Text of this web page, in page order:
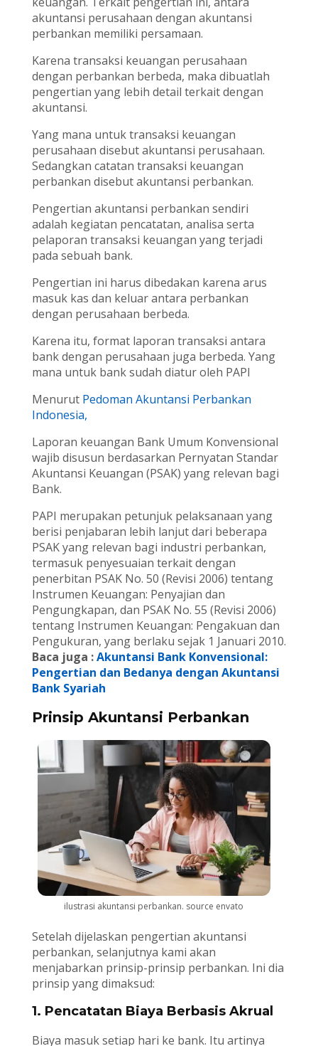
akuntansi perusahaan dengan akuntansi
perbankan memiliki persamaan.
Karena transaksi keuangan perusahaan
dengan perbankan berbeda, maka dibuatlah
pengertian yang lebih detail terkait dengan
akuntansi.
Yang mana untuk transaksi keuangan
perusahaan disebut akuntansi perusahaan.
Sedangkan catatan transaksi keuangan
perbankan disebut akuntansi perbankan.
Pengertian akuntansi perbankan sendiri
adalah kegiatan pencatatan, analisa serta
pelaporan transaksi keuangan yang terjadi
pada sebuah bank.
Pengertian ini harus dibedakan karena arus
masuk kas dan keluar antara perbankan
dengan perusahaan berbeda.
Karena itu, format laporan transaksi antara
bank dengan perusahaan juga berbeda. Yang
mana untuk bank sudah diatur oleh PAPI
Menurut Pedoman Akuntansi Perbankan
Indonesia,
Laporan keuangan Bank Umum Konvensional
wajib disusun berdasarkan Pernyatan Standar
Akuntansi Keuangan (PSAK) yang relevan bagi
Bank.
PAPI merupakan petunjuk pelaksanaan yang
berisi penjabaran lebih lanjut dari beberapa
PSAK yang relevan bagi industri perbankan,
termasuk penyesuaian terkait dengan
penerbitan PSAK No. 50 (Revisi 2006) tentang
Instrumen Keuangan: Penyajian dan
Pengungkapan, dan PSAK No. 55 (Revisi 2006)
tentang Instrumen Keuangan: Pengakuan dan
Pengukuran, yang berlaku sejak 1 Januari 2010.
Baca juga :Akuntansi Bank Konvensional:
Pengertian dan Bedanya dengan Akuntansi
Bank Syariah
Prinsip Akuntansi Perbankan
ilustrasi akuntansi perbankan. source envato
Setelah dijelaskan pengertian akuntansi
perbankan, selanjutnya kami akan
menjabarkan prinsip-prinsip perbankan. Ini dia
prinsip yang dimaksud:
1. Pencatatan Biaya Berbasis Akrual
Biaya masuk setiap hari ke bank. Itu artinya